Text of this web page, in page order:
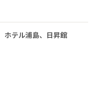
テル浦島、日昇館